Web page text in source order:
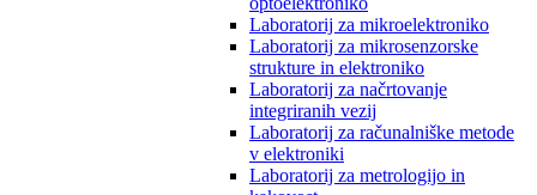
Laboratorij za mikroelektroniko
Laboratorij za mikrosenzorske
strukture in elektroniko
Laboratorij za načrtovanje
integriranih vezij
Laboratorij za računalniške metode
v elektroniki
Laboratorij za metrologijo in